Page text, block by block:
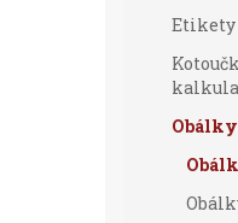
Etikety